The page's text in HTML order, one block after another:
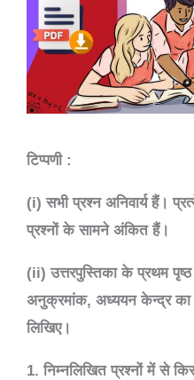
टिप्पणी :
(i) सभी प्रश्न अनिवार्य हैं।
प्रश्नों के सामने अंकित हैं।
(ii) उत्तरपुस्तिका के प्रथम
अनुक्रमांक, अध्ययन केन्द्र का
लिखिए।
1. निम्नलिखित प्रश्नों में से